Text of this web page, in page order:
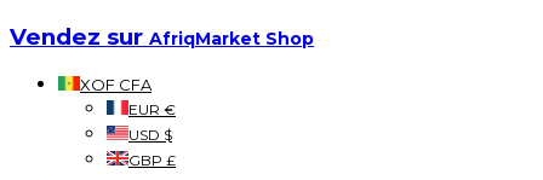
Vendez sur AfriqMarket Shop
XOF CFA
EUR €
USD $
GBP £